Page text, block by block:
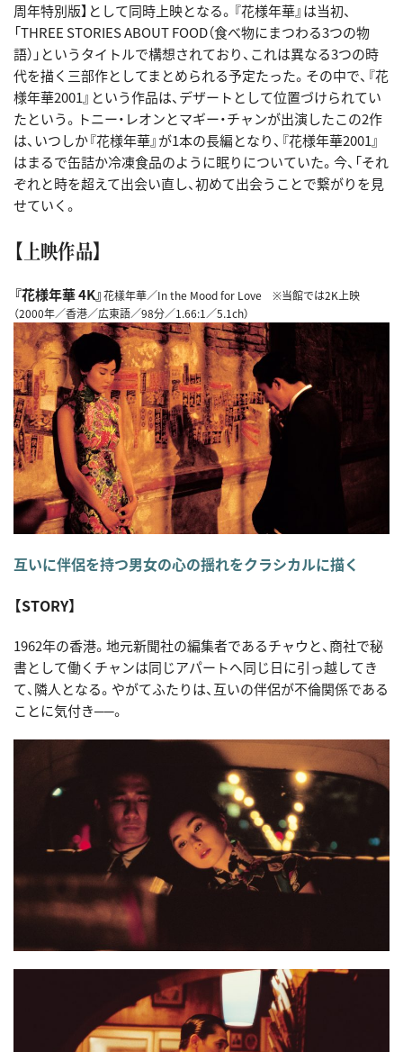
周年特別版】として同時上映となる。『花様年華』は当初、
「THREE STORIES ABOUT FOOD（食べ物にまつわる3つの物
語）」というタイトルで構想されており、これは異なる3つの時
代を描く三部作としてまとめられる予定たった。その中で、『花
様年華2001』という作品は、デザートとして位置づけられてい
たという。トニー・レオンとマギー・チャンが出演したこの2作
は、いつしか『花様年華』が1本の長編となり、『花様年華2001』
はまるで缶詰か冷凍食品のように眠りについていた。今、「それ
ぞれと時を超えて出会い直し、初めて出会うことで繋がりを見
せていく。
【上映作品】
『花様年華 4K』花樣年華／In the Mood for Love ※当館では2K上映
（2000年／香港／広東語／98分／1.66:1／5.1ch）
互いに伴侶を持つ男女の心の揺れをクラシカルに描く
【STORY】
1962年の香港。地元新聞社の編集者であるチャウと、商社で秘
書として働くチャンは同じアパートへ同じ日に引っ越してき
て、隣人となる。やがてふたりは、互いの伴侶が不倫関係である
ことに気付き──。